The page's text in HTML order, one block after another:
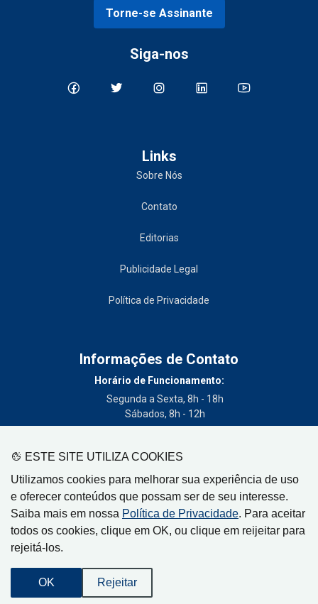
ESTE SITE UTILIZA COOKIES
Utilizamos cookies para melhorar sua experiência de uso
e oferecer conteúdos que possam ser de seu interesse.
Saiba mais em nossa Política de Privacidade. Para aceitar
todos os cookies, clique em OK, ou clique em reijeitar para
rejeitá-los.
OK Rejeitar
Torne-se Assinante
Siga-nos
Links
Sobre Nós
Contato
Editorias
Publicidade Legal
Política de Privacidade
Informações de Contato
Horário de Funcionamento:
Segunda a Sexta, 8h - 18h
Sábados, 8h - 12h
(19) 3404-3700
Circulação:
Limeira - SP, Artur Nogueira - SP, Cordeirópolis - SP,
Engenheiro Coelho - SP, Iracemápolis - SP
CEP: 13480-005 - Centro - Limeira-SP